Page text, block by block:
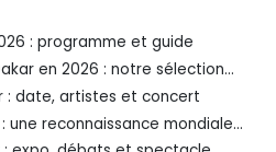
: programme et guide
en 2026 : notre sélection
: date, artistes et concert
une reconnaissance mondiale